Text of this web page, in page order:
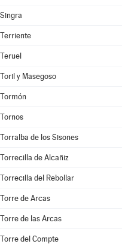
Singra
Terriente
Teruel
Toril y Masegoso
Tormón
Tornos
Torralba de los Sisones
Torrecilla de Alcañiz
Torrecilla del Rebollar
Torre de Arcas
Torre de las Arcas
Torre del Compte